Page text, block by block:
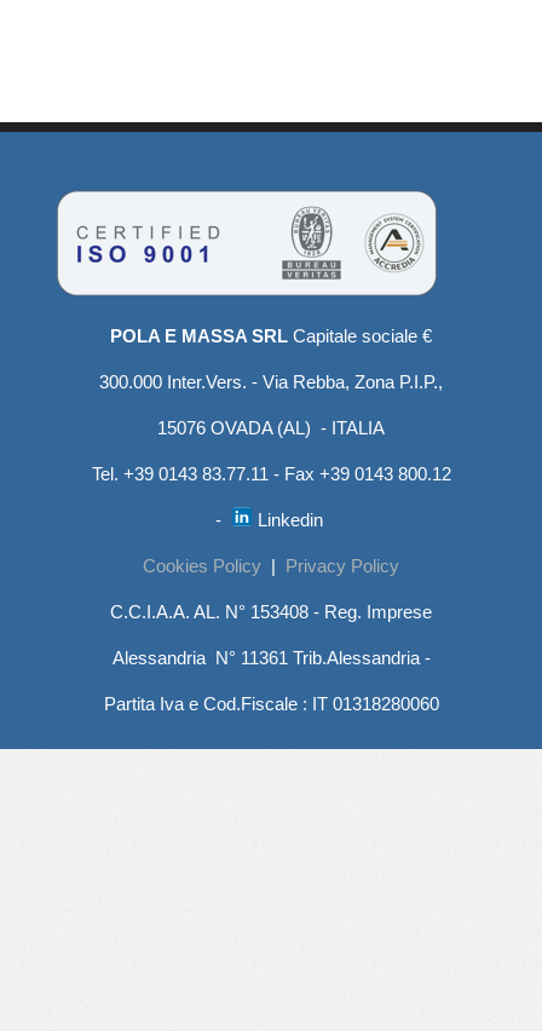
POLA E MASSA SRL Capitale sociale €
300.000 Inter.Vers. - Via Rebba, Zona P.I.P.,
15076 OVADA (AL) - ITALIA
Tel. +39 0143 83.77.11 - Fax +39 0143 800.12
- Linkedin
Cookies Policy | Privacy Policy
C.C.I.A.A. AL. N° 153408 - Reg. Imprese
Alessandria N° 11361 Trib.Alessandria -
Partita Iva e Cod.Fiscale : IT 01318280060